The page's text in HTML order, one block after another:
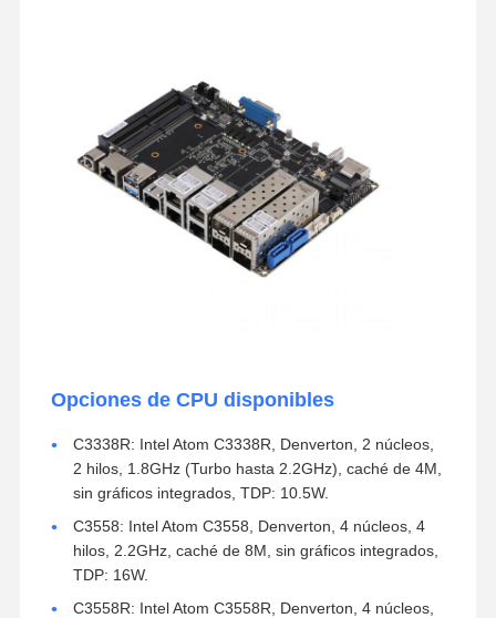
Opciones de CPU disponibles
C3338R: Intel Atom C3338R, Denverton, 2 núcleos,
2 hilos, 1.8GHz (Turbo hasta 2.2GHz), caché de 4M,
sin gráficos integrados, TDP: 10.5W.
C3558: Intel Atom C3558, Denverton, 4 núcleos, 4
hilos, 2.2GHz, caché de 8M, sin gráficos integrados,
TDP: 16W.
C3558R: Intel Atom C3558R, Denverton, 4 núcleos,